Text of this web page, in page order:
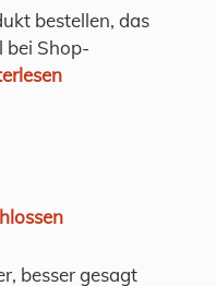
bestellen, das
bei Shop-
besser gesagt